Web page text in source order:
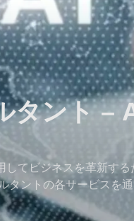
タント –
てビジネスを革新す
ントの各サービスを